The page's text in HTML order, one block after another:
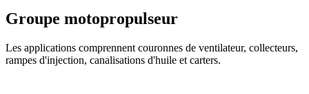
Groupe motopropulseur
Les applications comprennent couronnes de ventilateur, collecteurs,
rampes d'injection, canalisations d'huile et carters.